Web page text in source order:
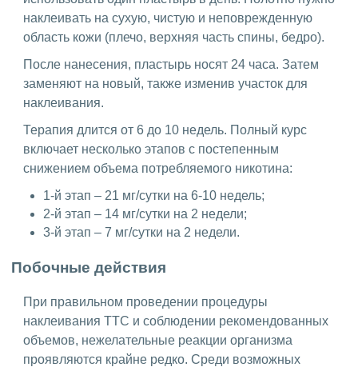
наклеивать на сухую, чистую и неповрежденную
область кожи (плечо, верхняя часть спины, бедро).
После нанесения, пластырь носят 24 часа. Затем
заменяют на новый, также изменив участок для
наклеивания.
Терапия длится от 6 до 10 недель. Полный курс
включает несколько этапов с постепенным
снижением объема потребляемого никотина:
1-й этап – 21 мг/сутки на 6-10 недель;
2-й этап – 14 мг/сутки на 2 недели;
3-й этап – 7 мг/сутки на 2 недели.
Побочные действия
При правильном проведении процедуры
наклеивания ТТС и соблюдении рекомендованных
объемов, нежелательные реакции организма
проявляются крайне редко. Среди возможных